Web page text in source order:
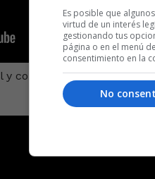
con Gerard Moreno
Es posible que
virtud de un interés
gestionando tus
página o en el menú
consentimiento en la
No